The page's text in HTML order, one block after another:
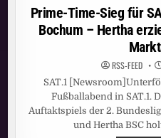
in
Prime-Time-Sieg für
Bochum – Hertha
RSS-FEED
SAT.1
Fußballabend in SAT.1.
Auftaktspiels der 2.
und Hertha BSC